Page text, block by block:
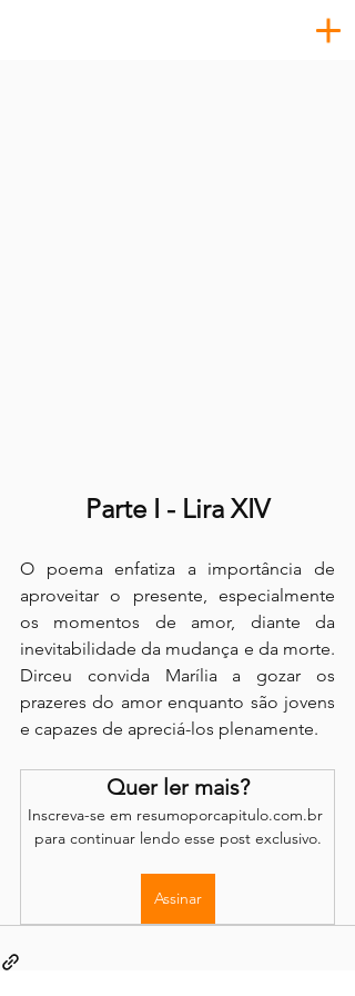
Parte I - Lira XIV
O poema enfatiza a importância de
aproveitar o presente, especialmente
os momentos de amor, diante da
inevitabilidade da mudança e da morte.
Dirceu convida Marília a gozar os
prazeres do amor enquanto são jovens
e capazes de apreciá-los plenamente.
Quer ler mais?
Inscreva-se em resumoporcapitulo.com.br
para continuar lendo esse post exclusivo.
Assinar